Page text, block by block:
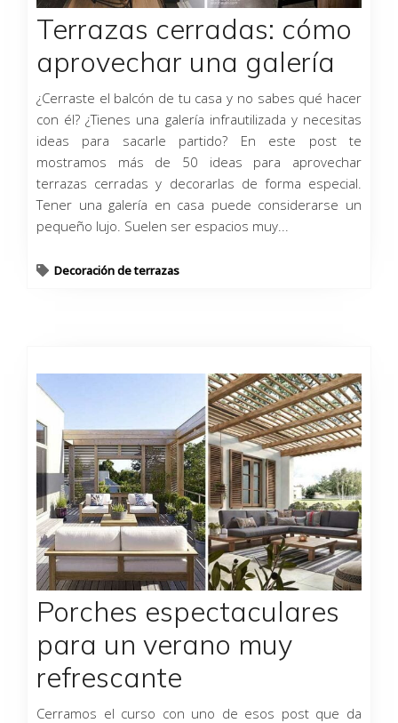
Terrazas cerradas: cómo
aprovechar una galería
¿Cerraste el balcón de tu casa y no sabes qué hacer
con él? ¿Tienes una galería infrautilizada y necesitas
ideas para sacarle partido? En este post te
mostramos más de 50 ideas para aprovechar
terrazas cerradas y decorarlas de forma especial.
Tener una galería en casa puede considerarse un
pequeño lujo. Suelen ser espacios muy...
Decoración de terrazas
Porches espectaculares
para un verano muy
refrescante
Cerramos el curso con uno de esos post que da